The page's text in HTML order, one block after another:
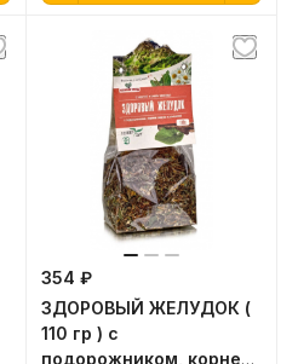
354 ₽
ЗДОРОВЫЙ ЖЕЛУДОК (
110 гр ) с
подорожником, корнем